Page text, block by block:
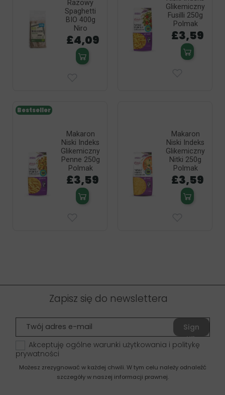
Razowy
Spaghetti
BIO 400g
Niro
£4,09
Glikemiczny
Fusilli 250g
Polmak
£3,59
Makaron
Niski Indeks
Glikemiczny
Penne 250g
Polmak
£3,59
Bestseller
Makaron
Niski Indeks
Glikemiczny
Nitki 250g
Polmak
£3,59
Zapisz się do newslettera
Sign
up
Akceptuję ogólne warunki użytkowania i politykę
prywatności
Możesz zrezygnować w każdej chwili. W tym celu należy odnaleźć
szczegóły w naszej informacji prawnej.